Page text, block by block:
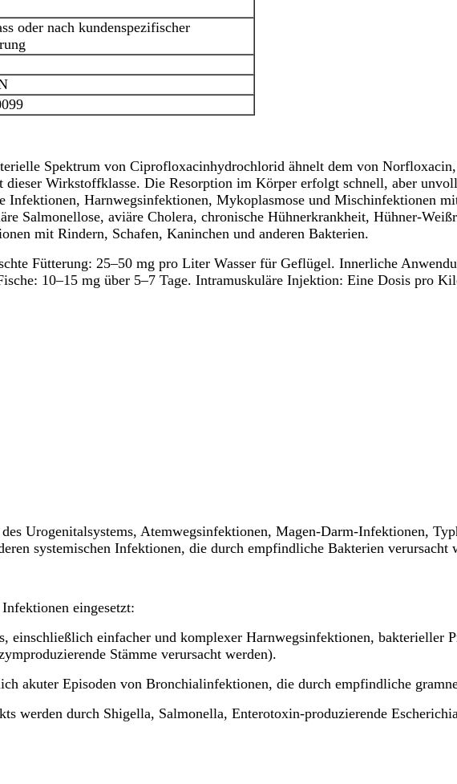
oder nach kundenspezifischer
Spektrum von Ciprofloxacinhydrochlorid ähnelt dem von
dieser Wirkstoffklasse. Die Resorption im Körper erfolgt schnell, aber
Infektionen, Harnwegsinfektionen, Mykoplasmose und Mischinfektionen
Salmonellose, aviäre Cholera, chronische Hühnerkrankheit, Hühner-
mit Rindern, Schafen, Kaninchen und anderen Bakterien.
Fütterung: 25–50 mg pro Liter Wasser für Geflügel. Innerliche
10–15 mg über 5–7 Tage. Intramuskuläre Injektion: Eine Dosis pro
Urogenitalsystems, Atemwegsinfektionen, Magen-Darm-Infektionen,
systemischen Infektionen, die durch empfindliche Bakterien verursacht
eingesetzt:
einschließlich einfacher und komplexer Harnwegsinfektionen, bakterieller
Stämme verursacht werden).
akuter Episoden von Bronchialinfektionen, die durch empfindliche
werden durch Shigella, Salmonella, Enterotoxin-produzierende